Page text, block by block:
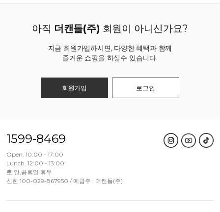
아직 더캔들(주) 회원이 아니신가요?
지금 회원가입하시면, 다양한 혜택과 함께
즐거운 쇼핑을 하실수 있습니다.
회원가입 로그인
1599-8469
Open. 10:00 - 17:00
Lunch. 12:00 - 13:00
토,일,공휴일 휴무
신한 100-029-867950 / 예금주 : 더캔들(주)